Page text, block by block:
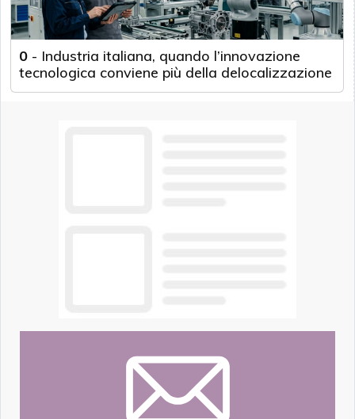
0 - Industria italiana, quando l’innovazione
tecnologica conviene più della delocalizzazione